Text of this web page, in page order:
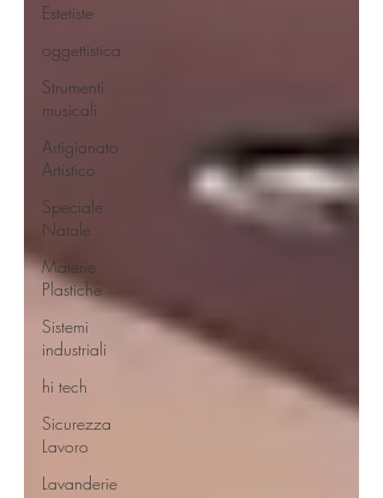
Estetiste
oggettistica
Strumenti
musicali
Artigianato
Artistico
Speciale
Natale
Materie
Plastiche
Sistemi
industriali
hi tech
Sicurezza
Lavoro
Lavanderie